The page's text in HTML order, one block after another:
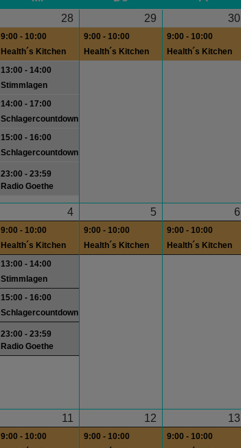
28
9:00 - 10:00
Health´s Kitchen
13:00 - 14:00
Stimmlagen
14:00 - 17:00
Schlagercountdown
15:00 - 16:00
Schlagercountdown
23:00 - 23:59
Radio Goethe
29
9:00 - 10:00
Health´s Kitchen
30
9:00 - 10:00
Health´s Kitchen
4
9:00 - 10:00
Health´s Kitchen
13:00 - 14:00
Stimmlagen
15:00 - 16:00
Schlagercountdown
23:00 - 23:59
Radio Goethe
5
9:00 - 10:00
Health´s Kitchen
6
9:00 - 10:00
Health´s Kitchen
11
9:00 - 10:00
12
9:00 - 10:00
13
9:00 - 10:00